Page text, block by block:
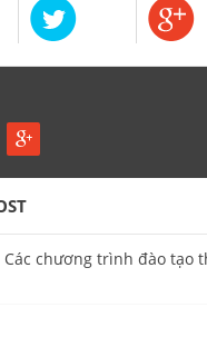
Các chương trình đào tạo